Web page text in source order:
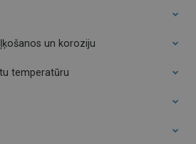
un koroziju
temperatūru